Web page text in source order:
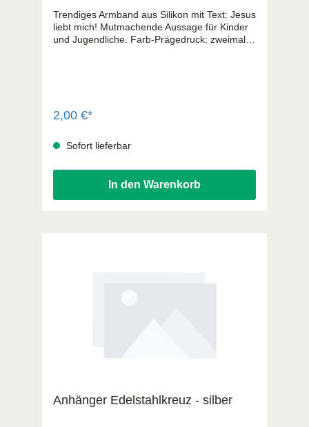
Trendiges Armband aus Silikon mit Text: Jesus
liebt mich! Mutmachende Aussage für Kinder
und Jugendliche. Farb-Prägedruck: zweimal
2,00 €*
Sofort lieferbar
In den Warenkorb
Anhänger Edelstahlkreuz - silber